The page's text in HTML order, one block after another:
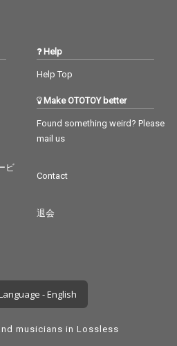
ビ
Help
Help Top
Make OTOTOY better
Found something weird? Please
mail us
Contact
退会
- English
musicians in Lossless